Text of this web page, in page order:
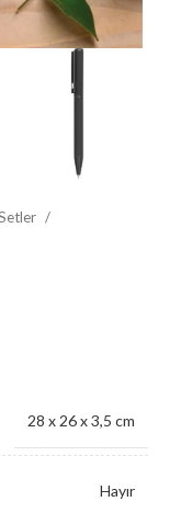
28 x 26 x 3,5 cm
Hayır